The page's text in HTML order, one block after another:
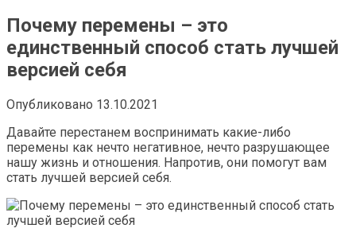
Почему перемены – это
единственный способ стать лучшей
версией себя
Опубликовано 13.10.2021
Давайте перестанем воспринимать какие-либо
перемены как нечто негативное, нечто разрушающее
нашу жизнь и отношения. Напротив, они помогут вам
стать лучшей версией себя.